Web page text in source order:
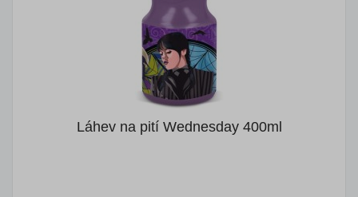
Láhev na pití Wednesday 400ml